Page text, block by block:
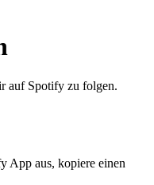
auf Spotify zu folgen.
App aus, kopiere einen